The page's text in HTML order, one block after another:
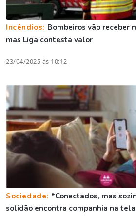
Incêndios: Bombeiros vão receber
mas Liga contesta valor
23/04/2025 às 10:12
Sociedade: *Conectados, mas
solidão encontra companhia na tela